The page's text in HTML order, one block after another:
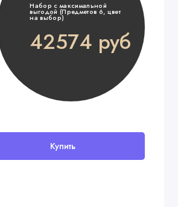
Набор с максимальной
выгодой (Предметов 6, цвет
на выбор)
42574 руб
Купить